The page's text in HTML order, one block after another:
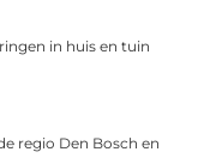
in huis en tuin
regio Den Bosch en